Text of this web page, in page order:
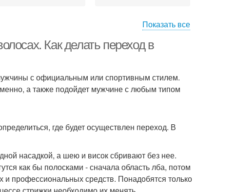
Показать все
Как делать переход в
с официальным или спортивным стилем.
а также подойдет мужчине с любым типом
где будет осуществлен переход. В
насадкой, а шею и висок сбривают без нее.
как бы полосками - сначала область лба, потом
профессиональных средств. Понадобятся только